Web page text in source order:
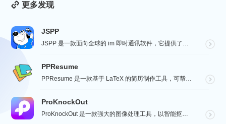
更多发现
JSPP
JSPP 是一款面向全球的 im 即时通讯软件，它提供了安全、稳定、高效的通讯服务，免费音视频通话，...
PPResume
PPResume 是一款基于 LaTeX 的简历制作工具，可帮助用户在几分钟内快速制作精美、排版良好...
ProKnockOut
ProKnockOut 是一款强大的图像处理工具，以智能抠图为核心，集成了图片合成、人像美容、照片编...